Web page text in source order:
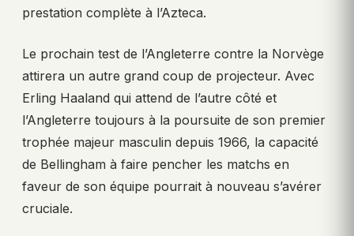
prestation complète à l’Azteca.
Le prochain test de l’Angleterre contre la Norvège
attirera un autre grand coup de projecteur. Avec
Erling Haaland qui attend de l’autre côté et
l’Angleterre toujours à la poursuite de son premier
trophée majeur masculin depuis 1966, la capacité
de Bellingham à faire pencher les matchs en
faveur de son équipe pourrait à nouveau s’avérer
cruciale.